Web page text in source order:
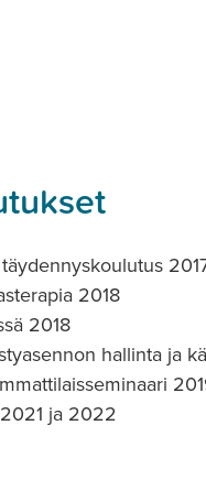
2018
2018
hallinta ja
ja 2022